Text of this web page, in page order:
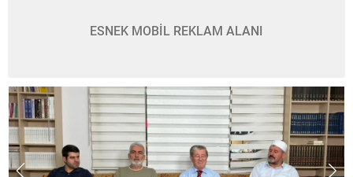
ESNEK MOBİL REKLAM ALANI